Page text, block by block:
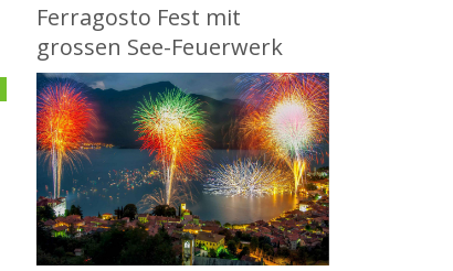
Ferragosto Fest mit
grossen See-Feuerwerk